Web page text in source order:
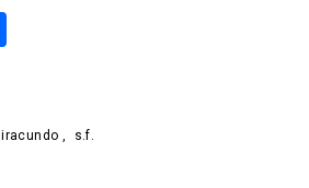
iracundo , s.f.